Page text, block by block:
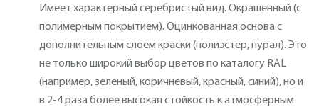
Имеет характерный серебристый вид. Окрашенный (с
полимерным покрытием). Оцинкованная основа с
дополнительным слоем краски (полиэстер, пурал). Это
не только широкий выбор цветов по каталогу RAL
(например, зеленый, коричневый, красный, синий), но и
в 2-4 раза более высокая стойкость к атмосферным